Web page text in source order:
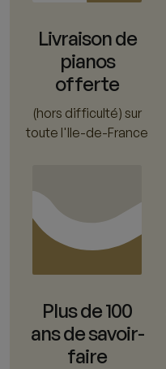
Livraison de
pianos
offerte
(hors difficulté) sur
toute l'Ile-de-France
Plus de 100
ans de savoir-
faire